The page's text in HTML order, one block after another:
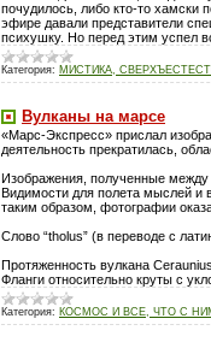
почудилось, либо кто-то хамски
эфире давали представители
психушку. Но перед этим успел
Категория: МИСТИКА,
Вулканы на марсе
«Марс-Экспресс» прислал
деятельность прекратилась,
Изображения, полученные между
Видимости для полета мыслей и
таким образом, фотографии
Слово “tholus” (в переводе с
Протяженность вулкана
Фланги относительно круты с
Категория: КОСМОС И ВСЕ, ЧТО С